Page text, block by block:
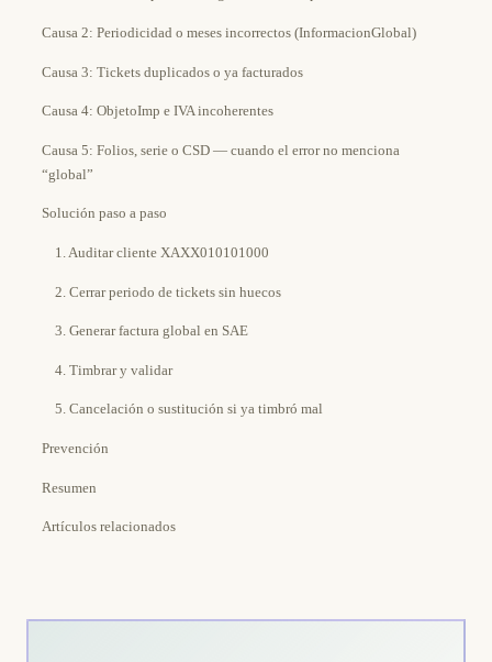
Causa 2: Periodicidad o meses incorrectos (InformacionGlobal)
Causa 3: Tickets duplicados o ya facturados
Causa 4: ObjetoImp e IVA incoherentes
Causa 5: Folios, serie o CSD — cuando el error no menciona
“global”
Solución paso a paso
1. Auditar cliente XAXX010101000
2. Cerrar periodo de tickets sin huecos
3. Generar factura global en SAE
4. Timbrar y validar
5. Cancelación o sustitución si ya timbró mal
Prevención
Resumen
Artículos relacionados